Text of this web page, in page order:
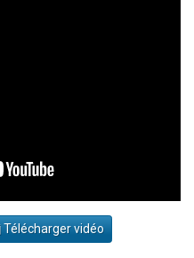
Télécharger vidéo